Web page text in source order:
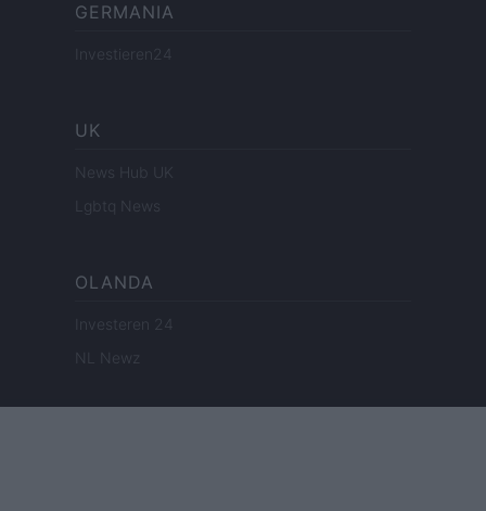
GERMANIA
Investieren24
UK
News Hub UK
Lgbtq News
OLANDA
Investeren 24
NL Newz